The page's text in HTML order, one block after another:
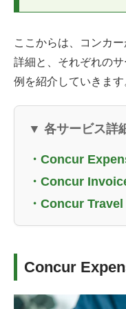
ここからは、コンカ
詳細と、それぞれの
例を紹介していきます
▼ 各サービス詳
・Concur
・Concur
・Concur Travel
Concur